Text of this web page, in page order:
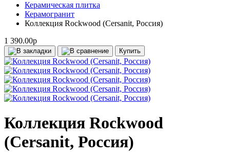
Керамическая плитка
Керамогранит
Коллекция Rockwood (Cersanit, Россия)
1 390.00р
Купить
Коллекция Rockwood
(Cersanit, Россия)